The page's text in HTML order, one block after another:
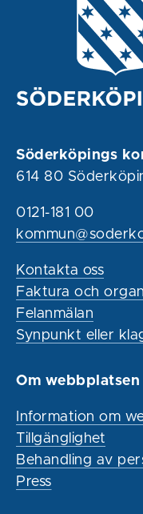
Söderköpings
614 80
0121-181 00
Kontakta oss
Faktura och
Felanmälan
Synpunkt eller
Om webbplatsen
Information om
Tillgänglighet
Behandling av
Press